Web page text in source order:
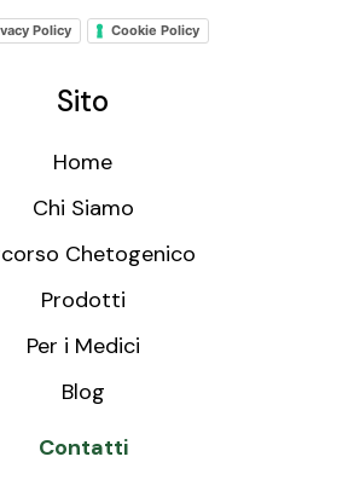
Policy Cookie Policy
Sito
Home
Chi Siamo
Chetogenico
Prodotti
Per i Medici
Blog
Contatti